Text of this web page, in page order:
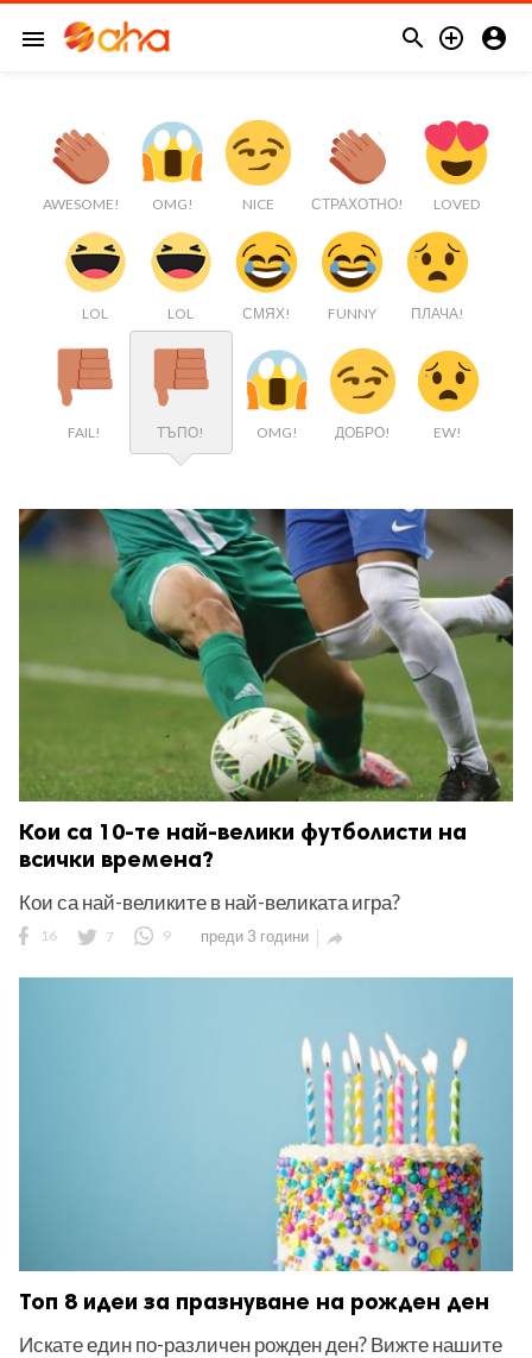
menu   
AWESOME! OMG! NICE СТРАХОТНО! LOVED
LOL LOL СМЯХ! FUNNY ПЛАЧА!
FAIL! ТЪПО! OMG! ДОБРО! EW!
Кои са 10-те най-велики футболисти на
всички времена?
Кои са най-великите в най-великата игра?
16 7 9 преди 3 години 
Топ 8 идеи за празнуване на рожден ден
Искате един по-различен рожден ден? Вижте нашите